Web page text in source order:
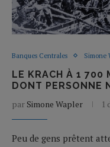
Banques Centrales Simone
LE KRACH À 1 700
DONT PERSONNE
par Simone Wapler 1
Peu de gens prêtent